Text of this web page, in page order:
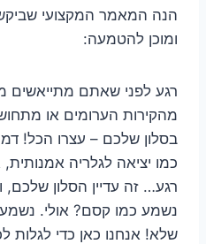
ומוכן להטמעה:
רגע לפני שאתם
מהקירות הערומים או
בסלון שלכם – עצרו הכל!
כמו יציאה לגלריה
רגע… זה עדיין הסלון
נשמע כמו קסם? אולי.
שלא! אנחנו כאן כדי לגלות